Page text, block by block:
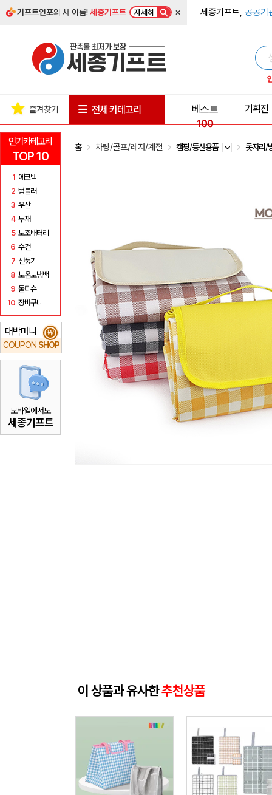
기프트인포의 새 이름!세종기프트 자세히 × 세종기프트, 공공기
인기카테고리
TOP 10
1 에코백
2 텀블러
3 우산
4 부채
5 보조배터리
6 수건
7 선풍기
8 보온보냉백
9 물티슈
10 장바구니
대박머니
COUPON SHOP
₩
모바일에서도
세종기프트
즐겨찾기 전체 카테고리
베스트
100
기획전
홈 차량/골프/레저/계절 캠핑/등산용품 돗자리/
이 상품과 유사한추천상품